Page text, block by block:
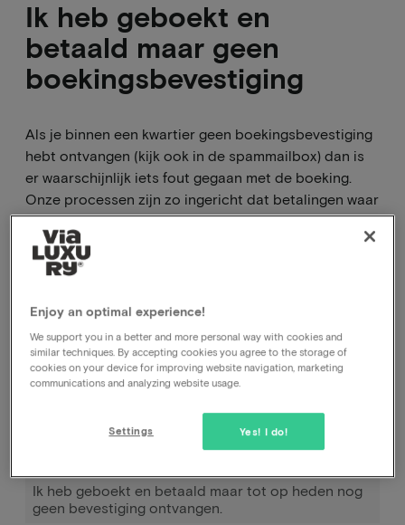
Hoe kan ik mijn boeking annuleren, bij het hotel of
Hoe kan ik de datum van mijn boeking wijzigen?
Ik heb geboekt en betaald maar tot op heden nog
geen bevestiging ontvangen.
Ik heb geboekt en
betaald maar geen
boekingsbevestiging
Als je binnen een kwartier geen boekingsbevestiging
hebt ontvangen (kijk ook in de spammailbox) dan is
er waarschijnlijk iets fout gegaan met de boeking.
Onze processen zijn zo ingericht dat betalingen waar
geen boeking aan zit automatisch direct
teruggestort worden. Als je via het contactformulier
uw naam, emailadres en tijdstip van boeken
kijken of de terugstorting al heeft plaatsgevonden.
Enjoy an optimal experience!
We support you in a better and more personal way with cookies and
similar techniques. By accepting cookies you agree to the storage of
cookies on your device for improving website navigation, marketing
communications and analyzing website usage.
Yes! I do!
Settings